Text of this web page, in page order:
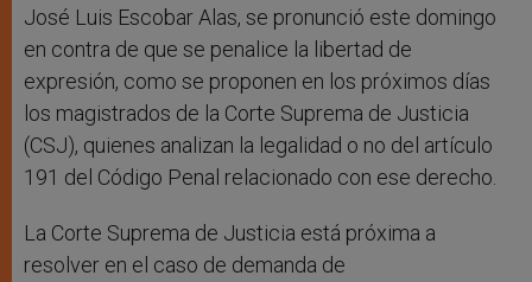
José Luis Escobar Alas, se pronunció este domingo
en contra de que se penalice la libertad de
expresión, como se proponen en los próximos días
los magistrados de la Corte Suprema de Justicia
(CSJ), quienes analizan la legalidad o no del artículo
191 del Código Penal relacionado con ese derecho.
La Corte Suprema de Justicia está próxima a
resolver en el caso de demanda de